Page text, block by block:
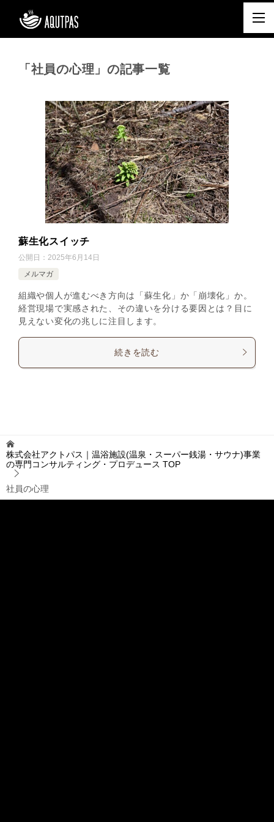
「社員の心理」の記事一覧
蘇生化スイッチ
公開日： 2025年6月14日
メルマガ
組織や個人が進むべき方向は「蘇生化」か「崩壊化」か。
経営現場で実感された、その違いを分ける要因とは？目に
見えない変化の兆しに注目します。
続きを読む
株式会社アクトパス｜温浴施設(温泉・スーパー銭湯・サウナ)事業
の専門コンサルティング・プロデュース TOP
社員の心理